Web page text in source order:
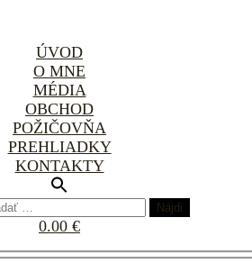
ÚVOD
O MNE
MÉDIA
OBCHOD
POŽIČOVŇA
PREHLIADKY
KONTAKTY
0.00 €